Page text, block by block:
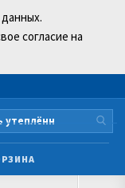
согласие на